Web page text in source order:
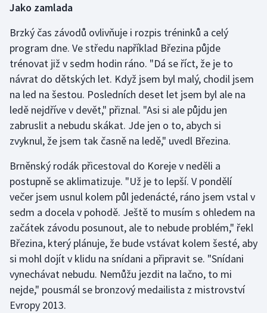
Lyže a snowboard
Moderní pětiboj
Motorsport
Olympijské hry
Parasport
Plavání
Plážový volejbal
Ragby
Rychlobruslení
Rychlostní kanoistika
Jako zamlada
Brzký čas závodů ovlivňuje i rozpis tréninků a celý
program dne. Ve středu například Březina půjde
trénovat již v sedm hodin ráno. "Dá se říct, že je to
návrat do dětských let. Když jsem byl malý, chodil jsem
na led na šestou. Posledních deset let jsem byl ale na
ledě nejdříve v devět," přiznal. "Asi si ale půjdu jen
zabruslit a nebudu skákat. Jde jen o to, abych si
zvyknul, že jsem tak časně na ledě," uvedl Březina.
Brněnský rodák přicestoval do Koreje v neděli a
postupně se aklimatizuje. "Už je to lepší. V pondělí
večer jsem usnul kolem půl jedenácté, ráno jsem vstal v
sedm a docela v pohodě. Ještě to musím s ohledem na
začátek závodu posunout, ale to nebude problém," řekl
Březina, který plánuje, že bude vstávat kolem šesté, aby
si mohl dojít v klidu na snídani a připravit se. "Snídani
vynechávat nebudu. Nemůžu jezdit na lačno, to mi
nejde," pousmál se bronzový medailista z mistrovství
Evropy 2013.